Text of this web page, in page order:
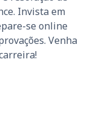
Invista em
se online
Venha